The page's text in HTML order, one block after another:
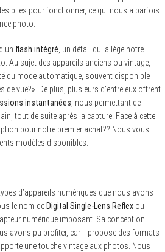
piles pour fonctionner, ce qui nous a parfois
photo.
flash intégré , un détail qui allège notre
Au sujet des appareils anciens ou vintage,
du mode automatique, souvent disponible
de vue?». De plus, plusieurs d’entre eux offrent
instantanées , nous permettant de
tout de suite après la capture. Face à cette
pour notre premier achat?? Nous vous
modèles disponibles.
d’appareils numériques que nous avons
le nom de Digital Single-Lens Reflex ou
numérique imposant. Sa conception
avons pu profiter, car il propose des formats
une touche vintage aux photos. Nous